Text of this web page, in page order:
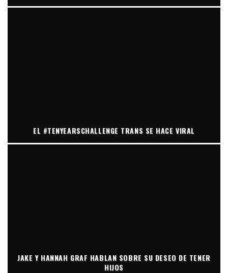
EL #TENYEARSCHALLENGE TRANS SE HACE VIRAL
JAKE Y HANNAH GRAF HABLAN SOBRE SU DESEO DE TENER
HIJOS